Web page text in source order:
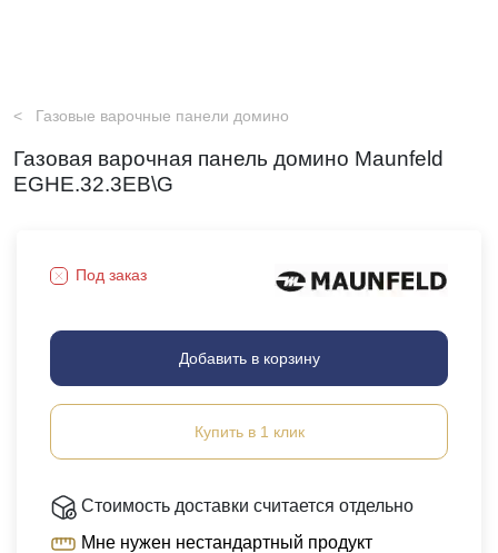
Газовые варочные панели домино
Газовая варочная панель домино Maunfeld
EGHE.32.3EB\G
Под заказ
Добавить в корзину
Купить в 1 клик
Стоимость доставки считается отдельно
Мне нужен нестандартный продукт